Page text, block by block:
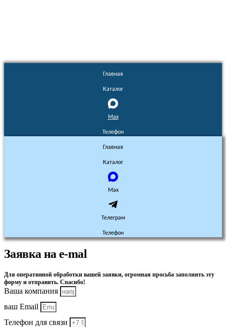
Главная
Каталог
Max
Телефон
Главная
Каталог
Max
Телеграм
Телефон
Заявка на e-mal
Для оперативной обработки вашей заявки, огромная просьба заполнить эту
форму и отправить. Спасибо!
Ваша компания
ваш Email
Телефон для связи